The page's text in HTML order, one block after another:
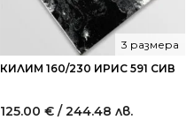
КИЛИМ 160/230 ИРИС 591 СИВ
3 размера
125.00 € / 244.48 лв.